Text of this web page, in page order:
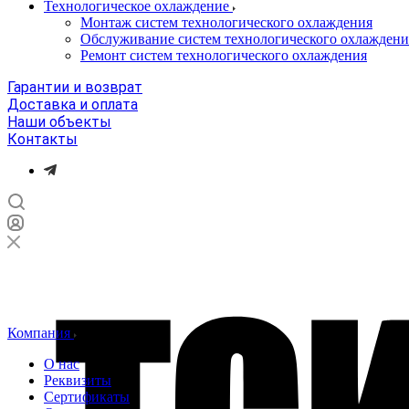
Технологическое охлаждение
Монтаж систем технологического охлаждения
Обслуживание систем технологического
Ремонт систем технологического охлаждения
Гарантии и возврат
Доставка и оплата
Наши объекты
Контакты
Компания
О нас
Реквизиты
Сертификаты